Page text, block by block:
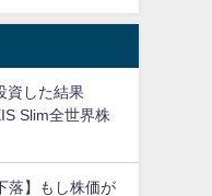
資した結果
Slim全世界株
落】もし株価が